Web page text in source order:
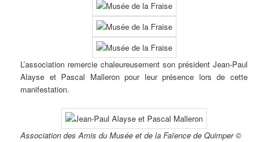
L’association remercie chaleureusement son président Jean-Paul
Alayse et Pascal Malleron pour leur présence lors de cette
manifestation.
Association des Amis du Musée et de la Faïence de Quimper ©